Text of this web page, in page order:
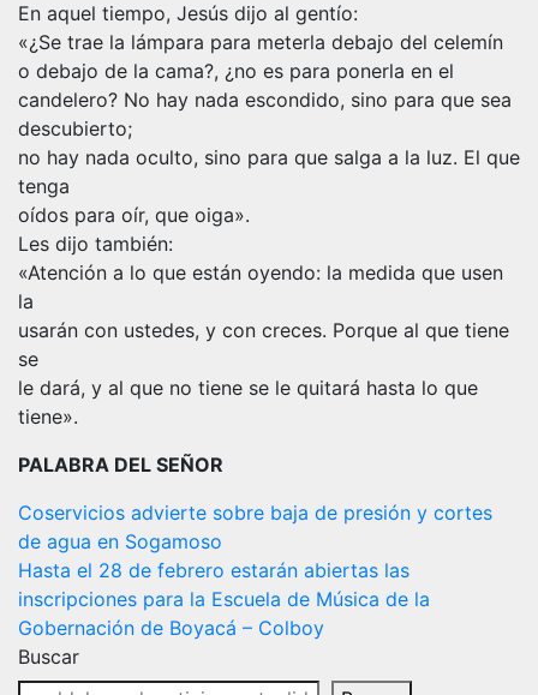
En aquel tiempo, Jesús dijo al gentío:
«¿Se trae la lámpara para meterla debajo del celemín
o debajo de la cama?, ¿no es para ponerla en el
candelero? No hay nada escondido, sino para que sea
descubierto;
no hay nada oculto, sino para que salga a la luz. El que
tenga
oídos para oír, que oiga».
Les dijo también:
«Atención a lo que están oyendo: la medida que usen
la
usarán con ustedes, y con creces. Porque al que tiene
se
le dará, y al que no tiene se le quitará hasta lo que
tiene».
PALABRA DEL SEÑOR
Navegación
de
entradas
Coservicios advierte sobre baja de presión y cortes
de agua en Sogamoso
Hasta el 28 de febrero estarán abiertas las
inscripciones para la Escuela de Música de la
Gobernación de Boyacá – Colboy
Buscar